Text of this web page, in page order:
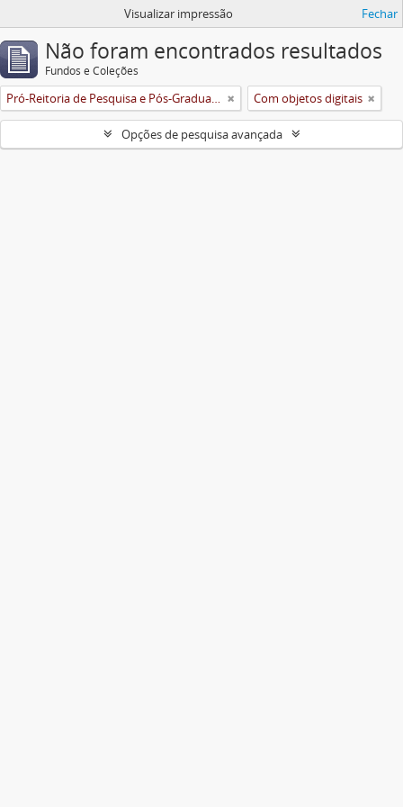
Visualizar impressão Fechar
Não foram encontrados resultados
Fundos e Coleções
Pró-Reitoria de Pesquisa e Pós-Graduação Com objetos digitais
Opções de pesquisa avançada